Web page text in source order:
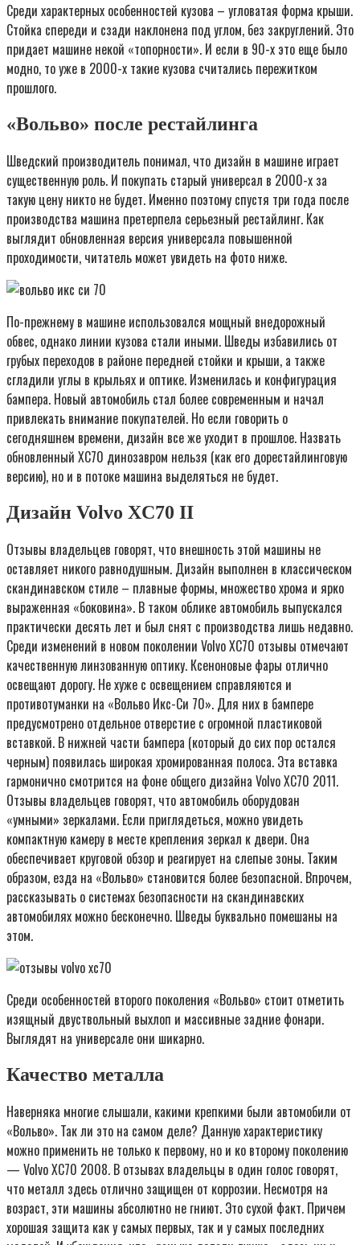
Среди характерных особенностей кузова – угловатая форма крыши.
Стойка спереди и сзади наклонена под углом, без закруглений. Это
придает машине некой «топорности». И если в 90-х это еще было
модно, то уже в 2000-х такие кузова считались пережитком
прошлого.
«Вольво» после рестайлинга
Шведский производитель понимал, что дизайн в машине играет
существенную роль. И покупать старый универсал в 2000-х за
такую цену никто не будет. Именно поэтому спустя три года после
производства машина претерпела серьезный рестайлинг. Как
выглядит обновленная версия универсала повышенной
проходимости, читатель может увидеть на фото ниже.
По-прежнему в машине использовался мощный внедорожный
обвес, однако линии кузова стали иными. Шведы избавились от
грубых переходов в районе передней стойки и крыши, а также
сгладили углы в крыльях и оптике. Изменилась и конфигурация
бампера. Новый автомобиль стал более современным и начал
привлекать внимание покупателей. Но если говорить о
сегодняшнем времени, дизайн все же уходит в прошлое. Назвать
обновленный ХС70 динозавром нельзя (как его дорестайлинговую
версию), но и в потоке машина выделяться не будет.
Дизайн Volvo XC70 II
Отзывы владельцев говорят, что внешность этой машины не
оставляет никого равнодушным. Дизайн выполнен в классическом
скандинавском стиле – плавные формы, множество хрома и ярко
выраженная «боковина». В таком облике автомобиль выпускался
практически десять лет и был снят с производства лишь недавно.
Среди изменений в новом поколении Volvo XC70 отзывы отмечают
качественную линзованную оптику. Ксеноновые фары отлично
освещают дорогу. Не хуже с освещением справляются и
противотуманки на «Вольво Икс-Си 70». Для них в бампере
предусмотрено отдельное отверстие с огромной пластиковой
вставкой. В нижней части бампера (который до сих пор остался
черным) появилась широкая хромированная полоса. Эта вставка
гармонично смотрится на фоне общего дизайна Volvo XC70 2011.
Отзывы владельцев говорят, что автомобиль оборудован
«умными» зеркалами. Если приглядеться, можно увидеть
компактную камеру в месте крепления зеркал к двери. Она
обеспечивает круговой обзор и реагирует на слепые зоны. Таким
образом, езда на «Вольво» становится более безопасной. Впрочем,
рассказывать о системах безопасности на скандинавских
автомобилях можно бесконечно. Шведы буквально помешаны на
этом.
Среди особенностей второго поколения «Вольво» стоит отметить
изящный двуствольный выхлоп и массивные задние фонари.
Выглядят на универсале они шикарно.
Качество металла
Наверняка многие слышали, какими крепкими были автомобили от
«Вольво». Так ли это на самом деле? Данную характеристику
можно применить не только к первому, но и ко второму поколению
— Volvo XC70 2008. В отзывах владельцы в один голос говорят,
что металл здесь отлично защищен от коррозии. Несмотря на
возраст, эти машины абсолютно не гниют. Это сухой факт. Причем
хорошая защита как у самых первых, так и у самых последних